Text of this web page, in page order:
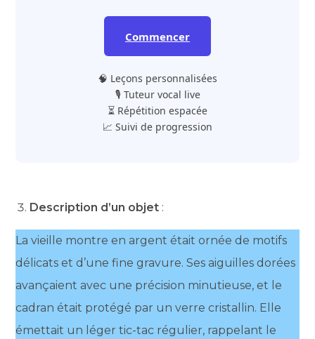
Commencer
🧠 Leçons personnalisées
🎙️ Tuteur vocal live
⏳ Répétition espacée
📈 Suivi de progression
Description d’un objet :
La vieille montre en argent était ornée de motifs
délicats et d’une fine gravure. Ses aiguilles dorées
avançaient avec une précision minutieuse, et le
cadran était protégé par un verre cristallin. Elle
émettait un léger tic-tac régulier, rappelant le